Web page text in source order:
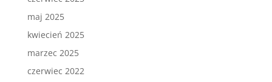
maj 2025
kwiecień 2025
marzec 2025
czerwiec 2022